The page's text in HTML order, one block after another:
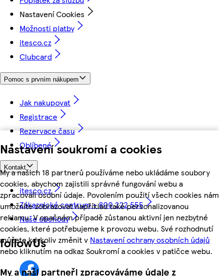
Nastavení soukromí a cookies
My a našich 18 partnerů používáme nebo ukládáme soubory
cookies, abychom zajistili správné fungování webu a
zpracovali osobní údaje. Povolením použití všech cookies nám
umožníte zobrazovat například také personalizovanou
reklamu. V opačném případě zůstanou aktivní jen nezbytné
cookies, které potřebujeme k provozu webu. Své rozhodnutí
můžete kdykoliv změnit v Nastavení ochrany osobních údajů
nebo kliknutím na odkaz Soukromí a cookies v patičce webu.
My a naši partneři zpracováváme údaje z
Nastavení Cookies
Možnosti platby
itesco.cz
Clubcard
Pomoc s prvním nákupem
Jak nakupovat
Registrace
Rezervace času
Oblíbené
Kontakt
itesco.cz
Zákaznické centrum - 800 222 555
Naše obchody
followUs